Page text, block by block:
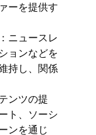
ーを提供す
ニュースレ
ョンなどを
持し、関係
ンツの提
ト、ソーシ
ンを通じ